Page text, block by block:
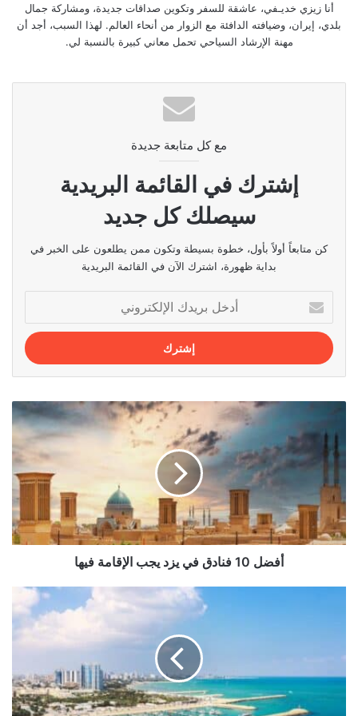
أنا زيزي خديـفي، عاشقة للسفر وتكوين صداقات جديدة، ومشاركة جمال
بلدي، إيران، وضيافته الدافئة مع الزوار من أنحاء العالم. لهذا السبب، أجد أن
مهنة الإرشاد السياحي تحمل معاني كبيرة بالنسبة لي.
مع كل متابعة جديدة
إشترك في القائمة البريدية
سيصلك كل جديد
كن متابعاً أولاً بأول، خطوة بسيطة وتكون ممن يطلعون على الخبر في
بداية ظهورة، اشترك الآن في القائمة البريدية
بريدك
الإلكتروني
في
يجب
الإقامة
فيها
أفضل 10 فنادق في يزد يجب الإقامة فيها
جزيرة